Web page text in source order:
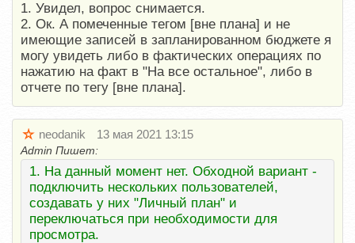
1. Увидел, вопрос снимается.
2. Ок. А помеченные тегом [вне плана] и не
имеющие записей в запланированном бюджете я
могу увидеть либо в фактических операциях по
нажатию на факт в "На все остальное", либо в
отчете по тегу [вне плана].
neodanik 13 мая 2021 13:15
Admin Пишет:
1. На данный момент нет. Обходной вариант -
подключить нескольких пользователей,
создавать у них "Личный план" и
переключаться при необходимости для
просмотра.